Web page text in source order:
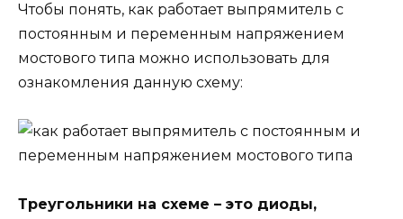
Чтобы понять, как работает выпрямитель с
постоянным и переменным напряжением
мостового типа можно использовать для
ознакомления данную схему:
Треугольники на схеме – это диоды,